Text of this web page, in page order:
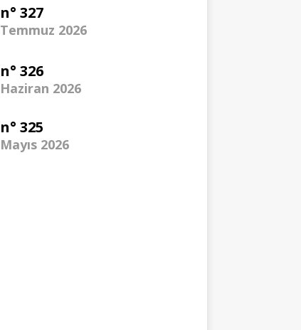
n° 327
Temmuz 2026
n° 326
Haziran 2026
n° 325
Mayıs 2026